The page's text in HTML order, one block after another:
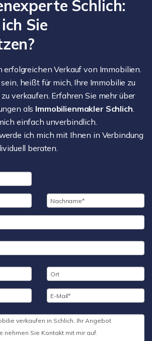
Schlich:
Sie
erfolgreichen Verkauf von Immobilien.
sein, heißt für mich, Ihre Immobilie zu
verkaufen. Erfahren Sie mehr über
als Immobilienmakler Schlich.
einfach unverbindlich.
ich mich mit Ihnen in Verbindung
beraten.